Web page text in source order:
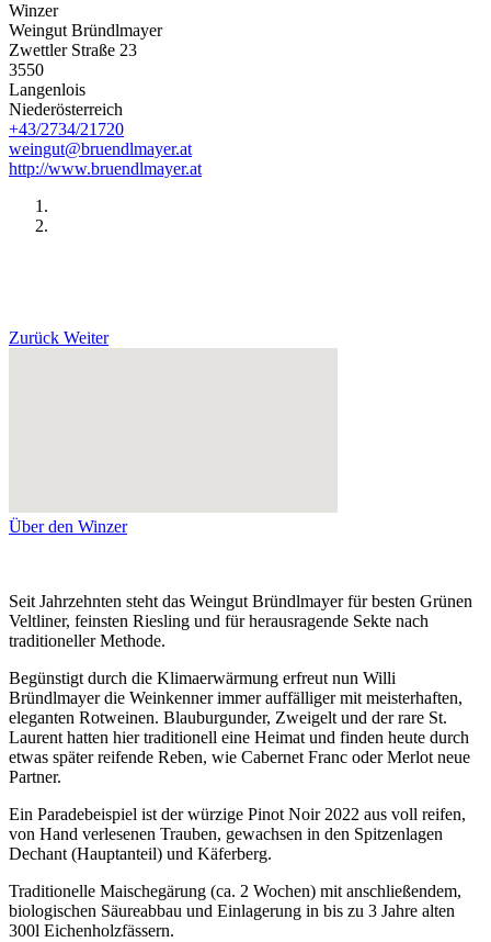
Winzer
Weingut Bründlmayer
Zwettler Straße 23
3550
Langenlois
Niederösterreich
+43/2734/21720
weingut@bruendlmayer.at
http://www.bruendlmayer.at
Zurück Weiter
Über den Winzer
Seit Jahrzehnten steht das Weingut Bründlmayer für besten Grünen
Veltliner, feinsten Riesling und für herausragende Sekte nach
traditioneller Methode.
Begünstigt durch die Klimaerwärmung erfreut nun Willi
Bründlmayer die Weinkenner immer auffälliger mit meisterhaften,
eleganten Rotweinen. Blauburgunder, Zweigelt und der rare St.
Laurent hatten hier traditionell eine Heimat und finden heute durch
etwas später reifende Reben, wie Cabernet Franc oder Merlot neue
Partner.
Ein Paradebeispiel ist der würzige Pinot Noir 2022 aus voll reifen,
von Hand verlesenen Trauben, gewachsen in den Spitzenlagen
Dechant (Hauptanteil) und Käferberg.
Traditionelle Maischegärung (ca. 2 Wochen) mit anschließendem,
biologischen Säureabbau und Einlagerung in bis zu 3 Jahre alten
300l Eichenholzfässern.